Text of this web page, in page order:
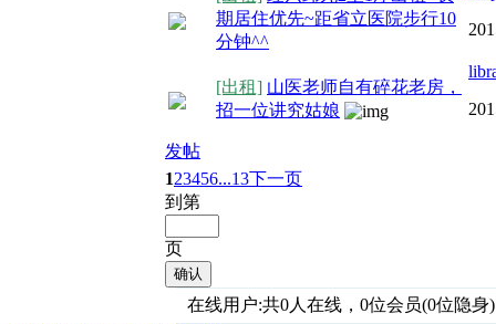
期居住优先~距省立医院步行10
分钟^^
[出租] 山医老师自有碎花老房，
招一位讲究姑娘
发帖
123456...13下一页
到第
页
确认
在线用户:共0人在线，0位会员(0位隐身)